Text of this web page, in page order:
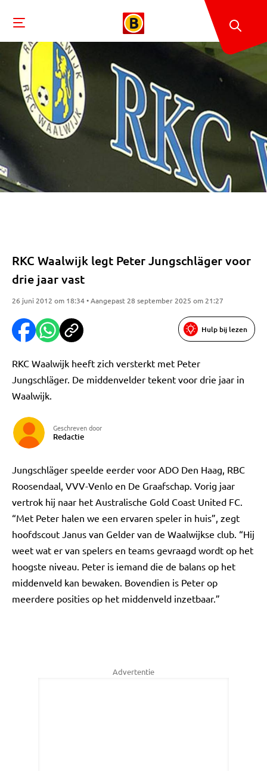
RKC Waalwijk legt Peter Jungschläger voor
drie jaar vast
26 juni 2012 om 18:34 • Aangepast 28 september 2025 om 21:27
Hulp bij lezen
RKC Waalwijk heeft zich versterkt met Peter
Jungschläger. De middenvelder tekent voor drie jaar in
Waalwijk.
Geschreven door
Redactie
Jungschläger speelde eerder voor ADO Den Haag, RBC
Roosendaal, VVV-Venlo en De Graafschap. Vorig jaar
vertrok hij naar het Australische Gold Coast United FC.
“Met Peter halen we een ervaren speler in huis”, zegt
hoofdscout Janus van Gelder van de Waalwijkse club. “Hij
weet wat er van spelers en teams gevraagd wordt op het
hoogste niveau. Peter is iemand die de balans op het
middenveld kan bewaken. Bovendien is Peter op
meerdere posities op het middenveld inzetbaar.”
Advertentie